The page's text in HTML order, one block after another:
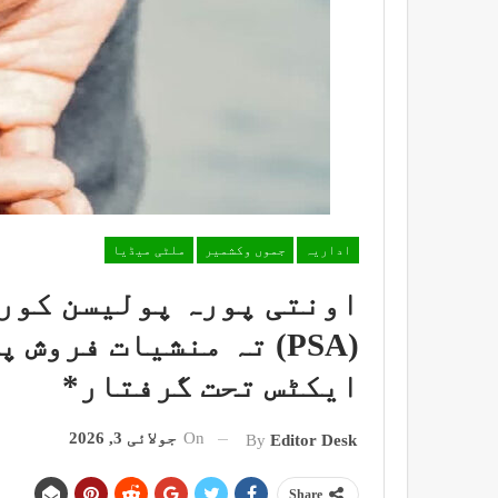
اداریہ جموں وکشمیر ملٹی میڈیا
اونتی پورہ پولیسن
ایکٹس تحت گرفتار*
By Editor Desk
On جولائی 3, 2026
Share